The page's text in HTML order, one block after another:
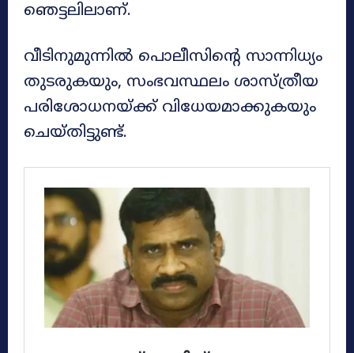
ഞെട്ടലിലാണ്.
വീടിനുമുന്നിൽ പൊലീസിന്റെ സാന്നിധ്യം
തുടരുകയും, സംഭവസ്ഥലം ശാസ്ത്രീയ
പരിശോധനയ്ക്ക് വിധേയമാക്കുകയും
ചെയ്തിട്ടുണ്ട്.